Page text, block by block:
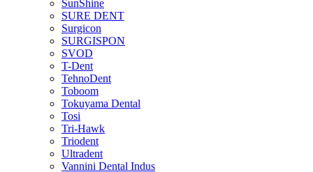
SunShine
SURE DENT
Surgicon
SURGISPON
SVOD
T-Dent
TehnoDent
Toboom
Tokuyama Dental
Tosi
Tri-Hawk
Triodent
Ultradent
Vannini Dental Indus